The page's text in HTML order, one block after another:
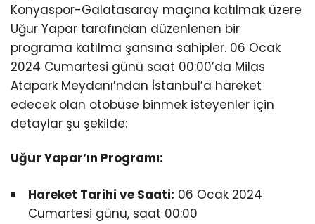
Konyaspor-Galatasaray maçına katılmak üzere
Uğur Yapar tarafından düzenlenen bir
programa katılma şansına sahipler. 06 Ocak
2024 Cumartesi günü saat 00:00’da Milas
Atapark Meydanı’ndan İstanbul’a hareket
edecek olan otobüse binmek isteyenler için
detaylar şu şekilde:
Uğur Yapar’ın Programı:
Hareket Tarihi ve Saati: 06 Ocak 2024
Cumartesi günü, saat 00:00